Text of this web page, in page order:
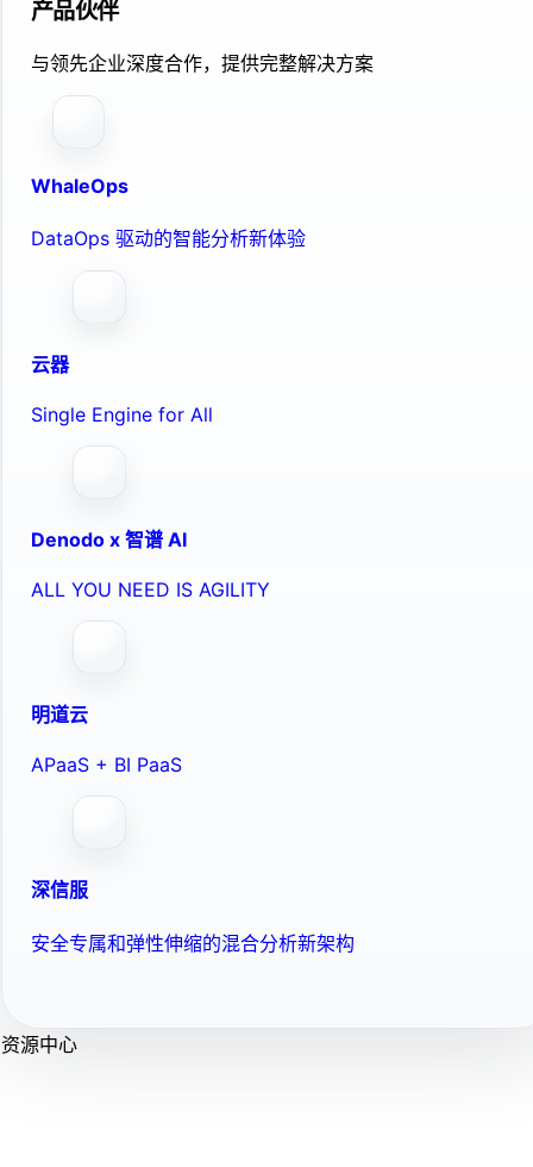
产品伙伴
与领先企业深度合作，提供完整解决方案
WhaleOps
DataOps 驱动的智能分析新体验
云器
Single Engine for All
Denodo x 智谱 AI
ALL YOU NEED IS AGILITY
明道云
APaaS + BI PaaS
深信服
安全专属和弹性伸缩的混合分析新架构
资源中心